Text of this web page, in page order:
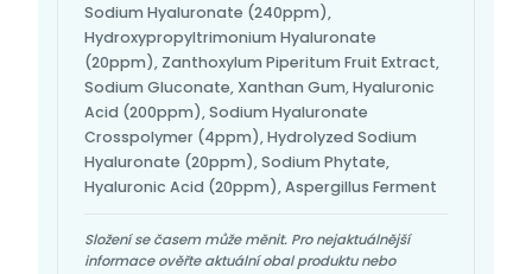
Sodium Hyaluronate (240ppm),
Hydroxypropyltrimonium Hyaluronate
(20ppm), Zanthoxylum Piperitum Fruit Extract,
Sodium Gluconate, Xanthan Gum, Hyaluronic
Acid (200ppm), Sodium Hyaluronate
Crosspolymer (4ppm), Hydrolyzed Sodium
Hyaluronate (20ppm), Sodium Phytate,
Hyaluronic Acid (20ppm), Aspergillus Ferment
Složení se časem může měnit. Pro nejaktuálnější
informace ověřte aktuální obal produktu nebo